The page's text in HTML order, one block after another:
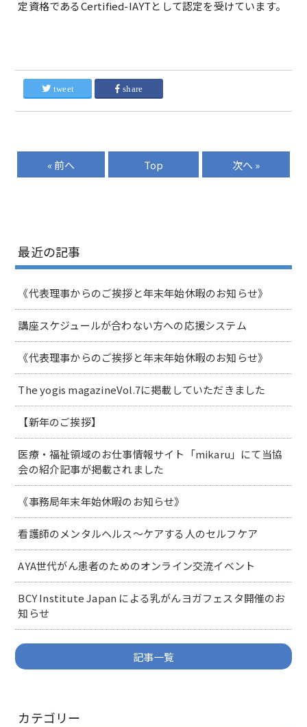
定資格であるCertified-IAYTとして認定を受けています。
tweet share
« 前へ Top 次へ »
最近の記事
《代表理事からのご挨拶と年末年始休暇のお知らせ》
講座スケジュールが合わない方への応援システム
《代表理事からのご挨拶と年末年始休暇のお知らせ》
The yogis magazineVol.7に掲載していただきました
【新年のご挨拶】
医療・福祉領域のお仕事情報サイト「mikaru」にて当協
会の紹介記事が掲載されました
《事務局年末年始休暇のお知らせ》
看護師のメンタルヘルス～ケアする人のセルフケア
AYA世代がん患者のためのオンライン交流イベント
BCY Institute Japan による乳がんヨガフェスタ開催のお
知らせ
記事一覧
カテゴリー